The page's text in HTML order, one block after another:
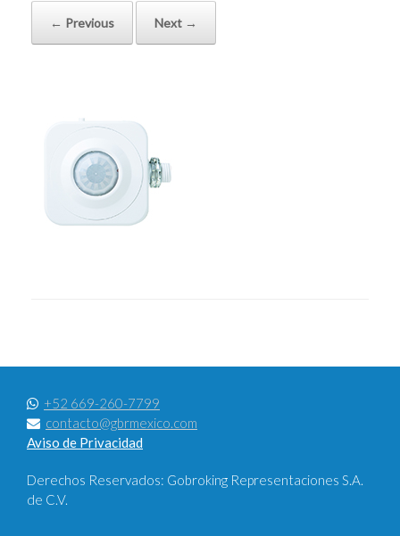
← Previous Next →
+52 669-260-7799
contacto@gbrmexico.com
Aviso de Privacidad
Derechos Reservados: Gobroking Representaciones S.A.
de C.V.